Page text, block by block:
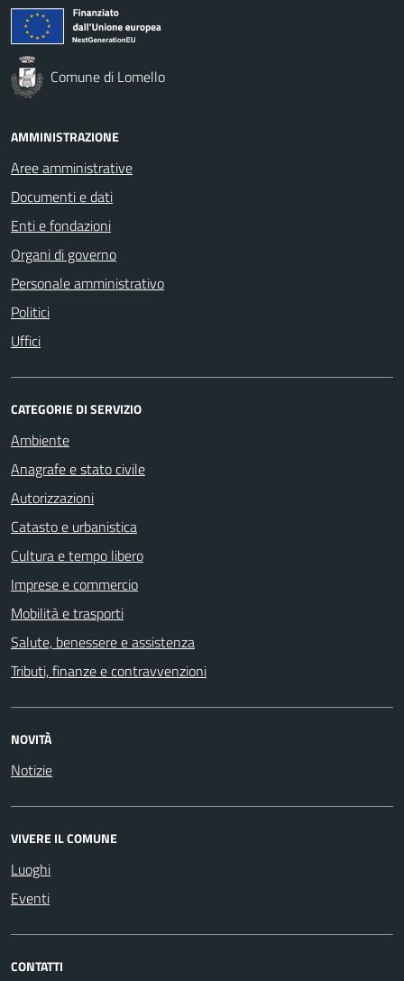
Comune di Lomello
AMMINISTRAZIONE
Aree amministrative
Documenti e dati
Enti e fondazioni
Organi di governo
Personale amministrativo
Politici
Uffici
CATEGORIE DI SERVIZIO
Ambiente
Anagrafe e stato civile
Autorizzazioni
Catasto e urbanistica
Cultura e tempo libero
Imprese e commercio
Mobilità e trasporti
Salute, benessere e assistenza
Tributi, finanze e contravvenzioni
NOVITÀ
Notizie
VIVERE IL COMUNE
Luoghi
Eventi
CONTATTI